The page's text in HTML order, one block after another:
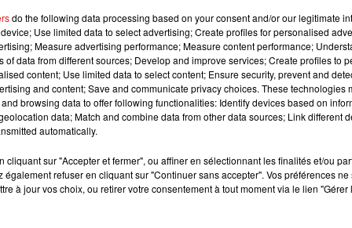
un joli surnom à son amoureux serait même un moyen
choix de ce surnom dépend de notre éducation, de notre
d'appeler leur amoureux"mon coeur", quand les hommes ont
le choix de ce doux nom qu'on utilise en privé. Ainsi, en
devant
Loire, c'est"mon bébé"qui est le surnom le plus courant dans
utilisé par les amoureux.
mais il est quand même utilisé par 8% des couples,
do the following data processing based on your consent and/or our legitimate
Use limited data to select advertising; Create profiles for personalised
Measure advertising performance; Measure content performance;
of data from different sources; Develop and improve services; Create profiles to
content; Use limited data to select content; Ensure security, prevent and
and content; Save and communicate privacy choices. These technologies
browsing data to offer following functionalities: Identify devices based on
data; Match and combine data from other data sources; Link different
automatically.
cliquant sur "Accepter et fermer", ou affiner en sélectionnant les finalités et/ou
également refuser en cliquant sur "Continuer sans accepter". Vos préférences
à jour vos choix, ou retirer votre consentement à tout moment via le lien